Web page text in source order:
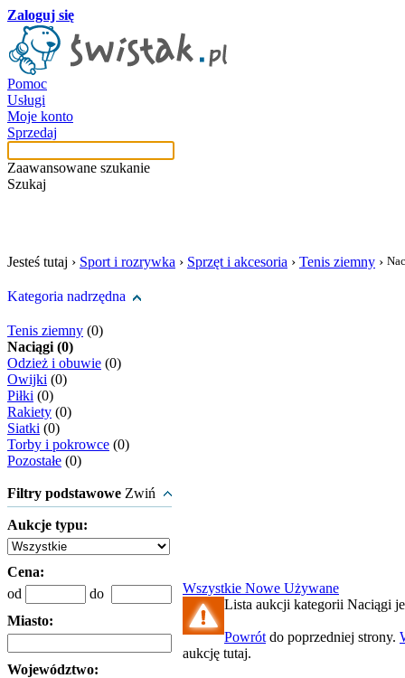
Zaloguj się
Pomoc
Usługi
Moje konto
Sprzedaj
Zaawansowane szukanie
Szukaj
Jesteś tutaj › Sport i rozrywka › Sprzęt i akcesoria › Tenis ziemny ›
Kategoria nadrzędna
Tenis ziemny (0)
Naciągi (0)
Odzież i obuwie (0)
Owijki (0)
Piłki (0)
Rakiety (0)
Siatki (0)
Torby i pokrowce (0)
Pozostałe (0)
Filtry podstawowe Zwiń
Aukcje typu:
Cena:
od
do
Miasto:
Województwo:
Wszystkie Nowe Używane
Lista aukcji kategorii Naciągi
Powrót do poprzedniej strony.
aukcję tutaj.